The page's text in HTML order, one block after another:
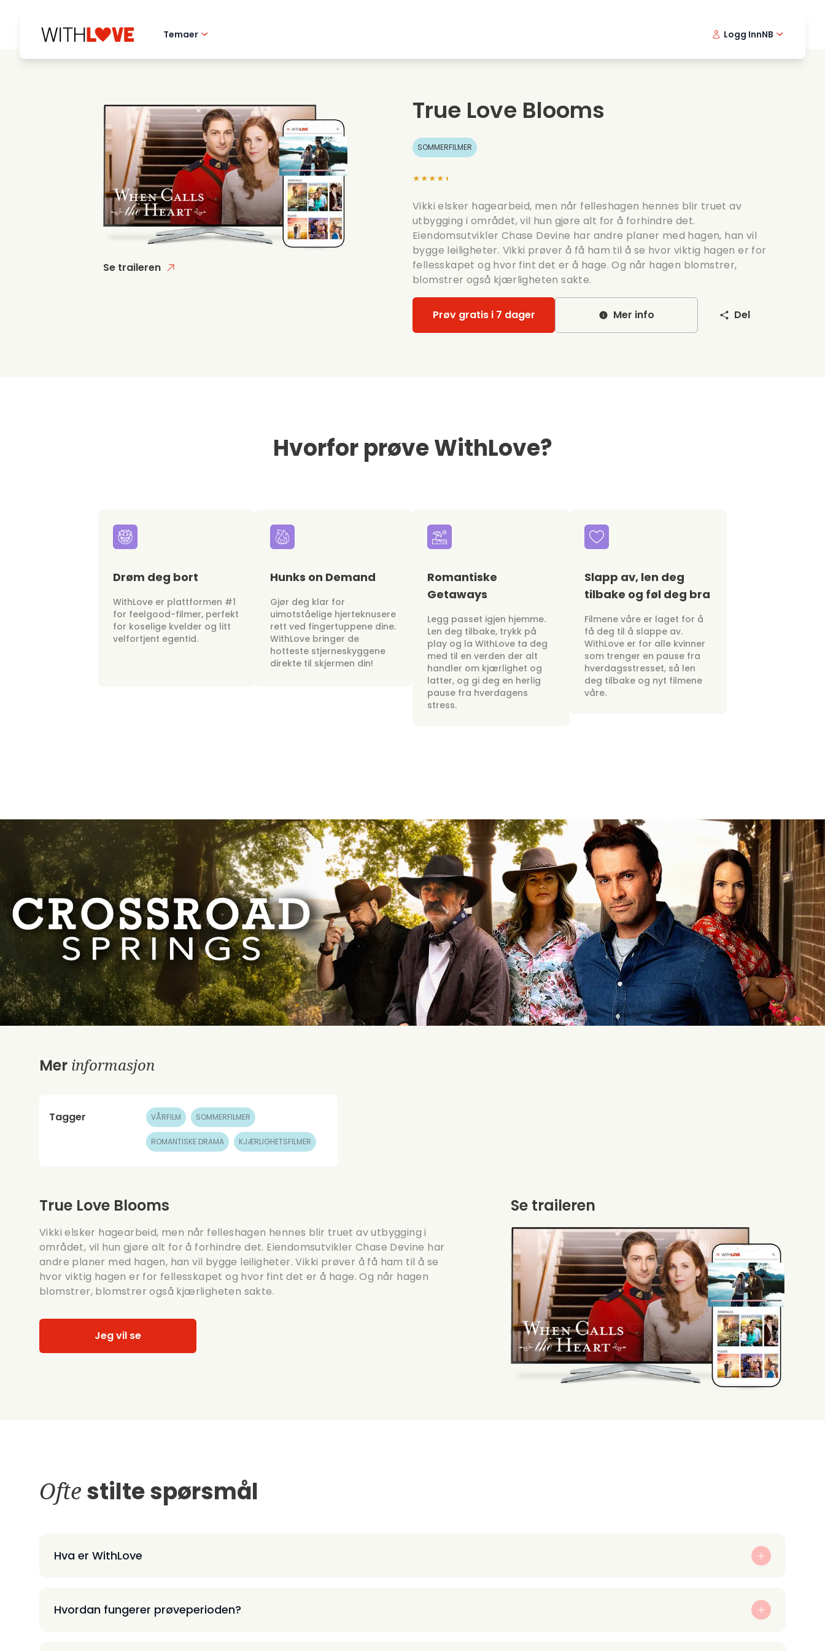
Temaer
Mysterier
Sommerfilmer
Dating filmer
Romantiske serier
Logg InnNB
Se traileren
True Love Blooms
SOMMERFILMER
★★★★★
Vikki elsker hagearbeid, men når felleshagen hennes blir truet av
utbygging i området, vil hun gjøre alt for å forhindre det.
Eiendomsutvikler Chase Devine har andre planer med hagen, han vil
bygge leiligheter. Vikki prøver å få ham til å se hvor viktig hagen er for
fellesskapet og hvor fint det er å hage. Og når hagen blomstrer,
blomstrer også kjærligheten sakte.
Prøv gratis i 7 dager Mer info Del
Hvorfor prøve WithLove?
Drøm deg bort
WithLove er plattformen #1
for feelgood-filmer, perfekt
for koselige kvelder og litt
velfortjent egentid.
Hunks on Demand
Gjør deg klar for
uimotståelige hjerteknusere
rett ved fingertuppene dine.
WithLove bringer de
hotteste stjerneskyggene
direkte til skjermen din!
Romantiske
Getaways
Legg passet igjen hjemme.
Len deg tilbake, trykk på
play og la WithLove ta deg
med til en verden der alt
handler om kjærlighet og
latter, og gi deg en herlig
pause fra hverdagens
stress.
Slapp av, len deg
tilbake og føl deg bra
Filmene våre er laget for å
få deg til å slappe av.
WithLove er for alle kvinner
som trenger en pause fra
hverdagsstresset, så len
deg tilbake og nyt filmene
våre.
Mer informasjon
Tagger VÅRFILM SOMMERFILMER
ROMANTISKE DRAMA KJÆRLIGHETSFILMER
True Love Blooms
Vikki elsker hagearbeid, men når felleshagen hennes blir truet av utbygging i
området, vil hun gjøre alt for å forhindre det. Eiendomsutvikler Chase Devine har
andre planer med hagen, han vil bygge leiligheter. Vikki prøver å få ham til å se
hvor viktig hagen er for fellesskapet og hvor fint det er å hage. Og når hagen
blomstrer, blomstrer også kjærligheten sakte.
Jeg vil se
Se traileren
Ofte stilte spørsmål
Hva er WithLove
Hvordan fungerer prøveperioden?